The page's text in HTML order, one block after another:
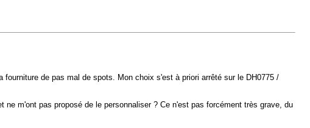
de pas mal de spots. Mon choix s'est à priori arrêté sur le DH0775 /
m'ont pas proposé de le personnaliser ? Ce n'est pas forcément très grave, du